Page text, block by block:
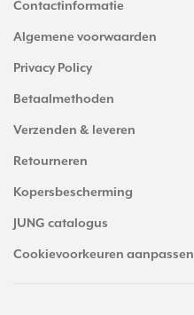
Contactinformatie
Algemene voorwaarden
Privacy Policy
Betaalmethoden
Verzenden & leveren
Retourneren
Kopersbescherming
JUNG catalogus
Cookievoorkeuren aanpassen